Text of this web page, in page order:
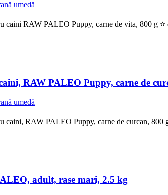
umedă
caini RAW PALEO Puppy, carne de vita, 800 g
RAW PALEO Puppy, carne de
umedă
caini, RAW PALEO Puppy, carne de curcan,
adult, rase mari, 2.5 kg